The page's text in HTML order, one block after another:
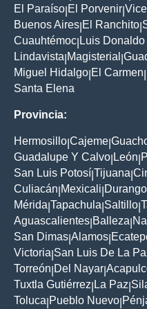
El Paraíso El Porvenir
Buenos Aires El Ranchito
Cuauhtémoc Luis
Lindavista Magisterial
Miguel Hidalgo El Carmen
Santa Elena
Provincia:
Hermosillo Cajeme
Guadalupe Y Calvo León
San Luis Potosí Tijuana
Culiacán Mexicali Durango
Mérida Tapachula Saltillo
Aguascalientes Balleza
San Dimas Alamos
Victoria San Luis De La
Torreón Del Nayar
Tuxtla Gutiérrez La Paz
Toluca Pueblo Nuevo